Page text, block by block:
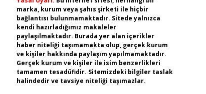
marka, kurum veya şahıs şirketi ile hiçbir
bağlantısı bulunmamaktadır. Sitede yalnızca
kendi hazırladığımız makaleler
paylaşılmaktadır. Burada yer alan içerikler
haber niteliği taşımamakta olup, gerçek kurum
ve kişiler hakkında paylaşım yapılmamaktadır.
Gerçek kurum ve kişiler ile isim benzerlikleri
tamamen tesadüfidir. Sitemizdeki bilgiler taslak
halindedir ve tavsiye niteliği taşımazlar.